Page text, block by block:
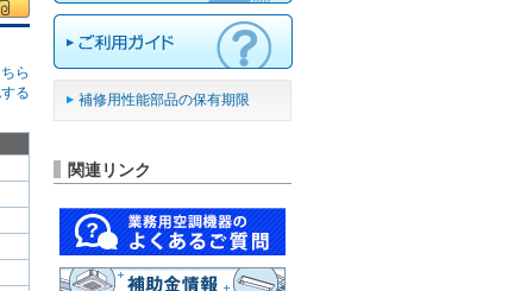
ら
る
補修用性能部品の保有期限
関連リンク